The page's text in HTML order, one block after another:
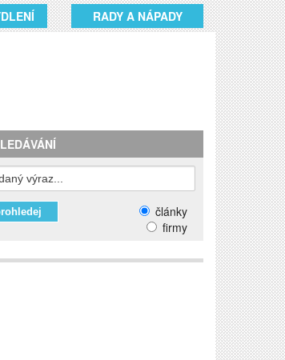
RADY A NÁPADY
články
firmy